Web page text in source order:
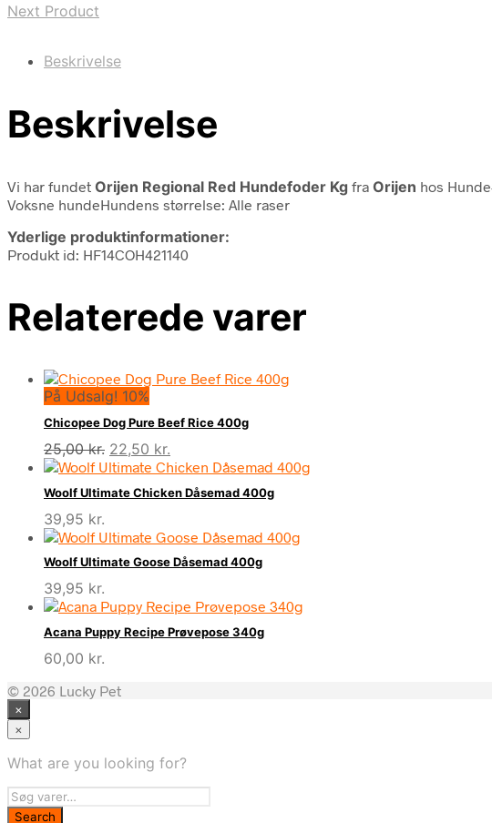
Next Product
Beskrivelse
Beskrivelse
Vi har fundet Orijen Regional Red Hundefoder Kg fra Orijen hos
Voksne hundeHundens størrelse: Alle raser
Yderlige produktinformationer:
Produkt id: HF14COH421140
Relaterede varer
På Udsalg! 10%
Chicopee Dog Pure Beef Rice 400g
25,00kr. Den
oprindelige
pris
var:
22,50 kr.
aktuelle
pris
er:
Woolf Ultimate Chicken Dåsemad 400g
39,95 kr.
Woolf Ultimate Goose Dåsemad 400g
39,95 kr.
Acana Puppy Recipe Prøvepose 340g
60,00 kr.
© 2026 Lucky Pet
×
×
What are you looking for?